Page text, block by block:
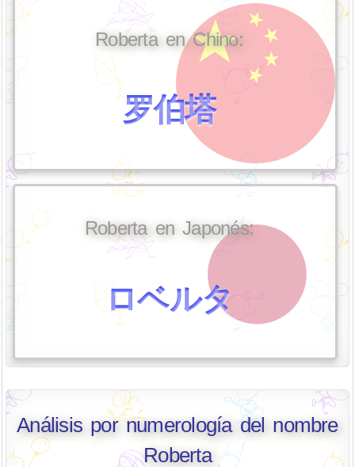
Roberta en Chino:
罗伯塔
Roberta en Japonés:
ロベルタ
Análisis por numerología del nombre
Roberta